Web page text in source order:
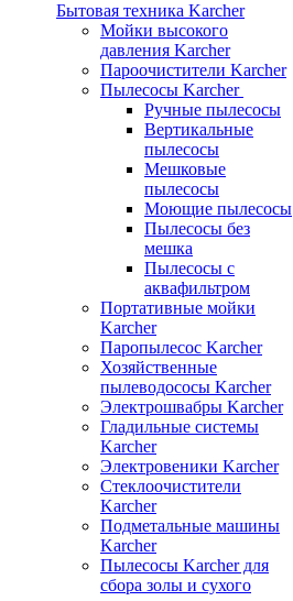
Бытовая техника Karcher
Мойки высокого
давления Karcher
Пароочистители Karcher
Пылесосы Karcher
Ручные пылесосы
Вертикальные
пылесосы
Мешковые
пылесосы
Моющие пылесосы
Пылесосы без
мешка
Пылесосы с
аквафильтром
Портативные мойки
Karcher
Паропылесос Karcher
Хозяйственные
пылеводососы Karcher
Электрошвабры Karcher
Гладильные системы
Karcher
Электровеники Karcher
Стеклоочистители
Karcher
Подметальные машины
Karcher
Пылесосы Karcher для
сбора золы и сухого